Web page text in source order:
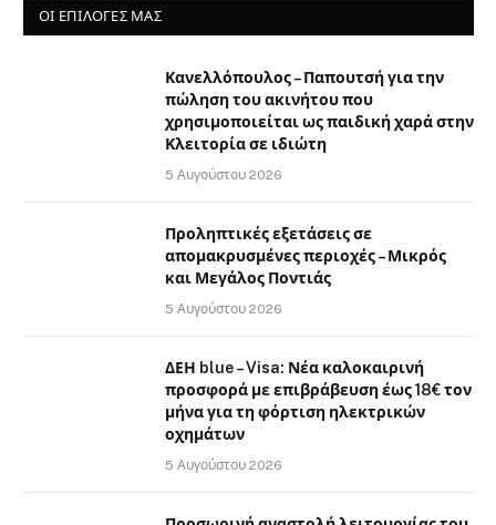
ΟΙ ΕΠΙΛΟΓΈΣ ΜΑΣ
Κανελλόπουλος – Παπουτσή για την
πώληση του ακινήτου που
χρησιμοποιείται ως παιδική χαρά στην
Κλειτορία σε ιδιώτη
5 Αυγούστου 2026
Προληπτικές εξετάσεις σε
απομακρυσμένες περιοχές – Μικρός
και Μεγάλος Ποντιάς
5 Αυγούστου 2026
ΔΕΗ blue – Visa: Νέα καλοκαιρινή
προσφορά με επιβράβευση έως 18€ τον
μήνα για τη φόρτιση ηλεκτρικών
οχημάτων
5 Αυγούστου 2026